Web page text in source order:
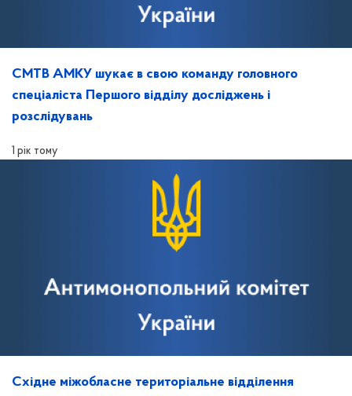
СМТВ АМКУ шукає в свою команду головного
спеціаліста Першого відділу досліджень і
розслідувань
1 рік тому
Східне міжобласне територіальне відділення